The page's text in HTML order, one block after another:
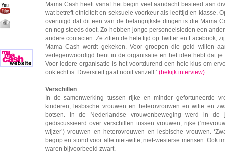
Mama Cash heeft vanaf het begin veel aandacht besteed aan
wat betreft etniciteit en seksuele voorkeur als leeftijd en klasse.
overtuigd dat dit een van de belangrijkste dingen is die Mama
en nog steeds doet. Zo hebben jonge personeelsleden een
andere contacten. Ze zitten de hele tijd op Twitter en Facebook,
Mama Cash wordt gekeken. Voor groepen die geld willen
vertegenwoordigd bent in de organisatie en het idee hebt dat
Voor iedere organisatie is het voortdurend een hele klus om
ook echt is. Diversiteit gaat nooit vanzelf.’ (bekijk interview)
Verschillen
In de samenwerking tussen rijke en minder gefortuneerde
kinderen, lesbische vrouwen en heterovrouwen en witte en
botsen. In de Nederlandse vrouwenbeweging werd in
gediscussieerd over verschillen tussen vrouwen, rijke
wijzer’) vrouwen en heterovrouwen en lesbische vrouwen.
begrip en stond voor alle niet-witte, niet-westerse mensen. Ook
waren bijvoorbeeld zwart.